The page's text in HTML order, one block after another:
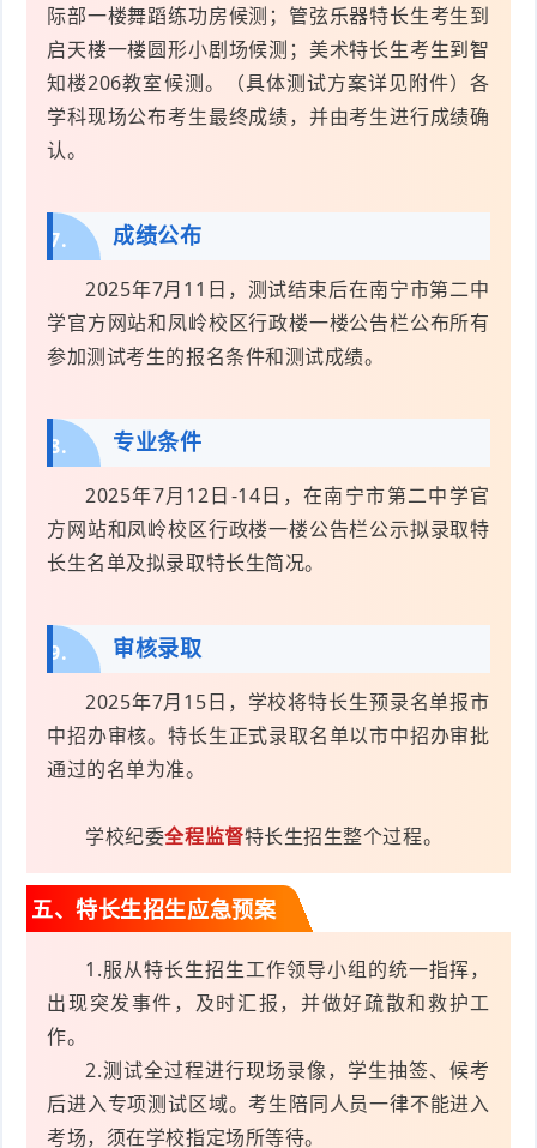
际部一楼舞蹈练功房候测；管弦乐器特长生考生到
启天楼一楼圆形小剧场候测；美术特长生考生到智
知楼206教室候测。（具体测试方案详见附件）各
学科现场公布考生最终成绩，并由考生进行成绩确
认。
7. 成绩公布
2025年7月11日，测试结束后在南宁市第二中
学官方网站和凤岭校区行政楼一楼公告栏公布所有
参加测试考生的报名条件和测试成绩。
8. 专业条件
2025年7月12日-14日，在南宁市第二中学官
方网站和凤岭校区行政楼一楼公告栏公示拟录取特
长生名单及拟录取特长生简况。
9. 审核录取
2025年7月15日，学校将特长生预录名单报市
中招办审核。特长生正式录取名单以市中招办审批
通过的名单为准。
学校纪委全程监督特长生招生整个过程。
五、特长生招生应急预案
1.服从特长生招生工作领导小组的统一指挥，
出现突发事件，及时汇报，并做好疏散和救护工
作。
2.测试全过程进行现场录像，学生抽签、候考
后进入专项测试区域。考生陪同人员一律不能进入
考场，须在学校指定场所等待。